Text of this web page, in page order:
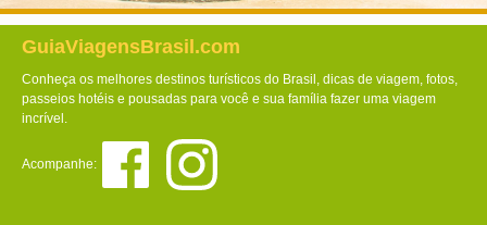
GuiaViagensBrasil.com
Conheça os melhores destinos turísticos do Brasil, dicas de viagem, fotos,
passeios hotéis e pousadas para você e sua família fazer uma viagem
incrível.
Acompanhe: